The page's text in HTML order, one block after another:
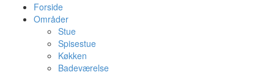
Forside
Områder
Stue
Spisestue
Køkken
Badeværelse